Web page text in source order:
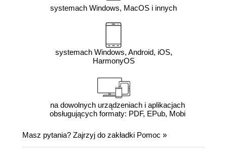
systemach Windows, MacOS i innych
systemach Windows, Android, iOS,
HarmonyOS
na dowolnych urządzeniach i aplikacjach
obsługujących formaty: PDF, EPub, Mobi
Masz pytania? Zajrzyj do zakładki Pomoc »